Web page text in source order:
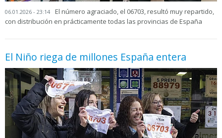
06.01.2026 - 23:14
El número agraciado, el 06703, resultó muy repartido,
con distribución en prácticamente todas las provincias de España
El Niño riega de millones España entera